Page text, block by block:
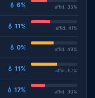
💧 6% affid. 35%
💧 11% affid. 41%
💧 0% affid. 49%
💧 11% affid. 57%
💧 17% affid. 30%